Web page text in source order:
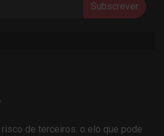
Subscrever
risco de terceiros: o elo que pode